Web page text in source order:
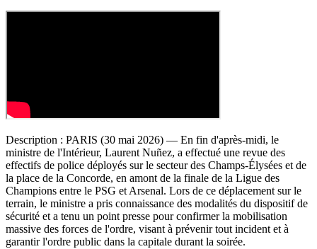
Description : PARIS (30 mai 2026) — En fin d'après-midi, le
ministre de l'Intérieur, Laurent Nuñez, a effectué une revue des
effectifs de police déployés sur le secteur des Champs-Élysées et de
la place de la Concorde, en amont de la finale de la Ligue des
Champions entre le PSG et Arsenal. Lors de ce déplacement sur le
terrain, le ministre a pris connaissance des modalités du dispositif de
sécurité et a tenu un point presse pour confirmer la mobilisation
massive des forces de l'ordre, visant à prévenir tout incident et à
garantir l'ordre public dans la capitale durant la soirée.